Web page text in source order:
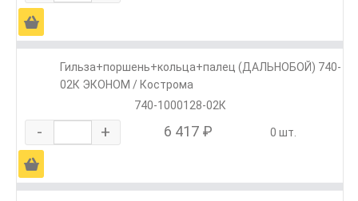
Ä
Гильза+поршень+кольца+палец (ДАЛЬНОБОЙ) 740-
02К ЭКОНОМ / Кострома
740-1000128-02К
- + 6 417 ₽ 0 шт.
Ä